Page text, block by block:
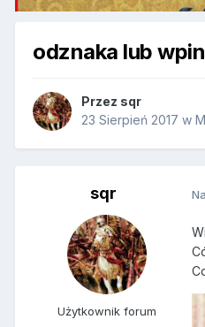
odznaka lub
Przez sqr
23 Sierpień 2017 w
sqr
Użytkownik forum